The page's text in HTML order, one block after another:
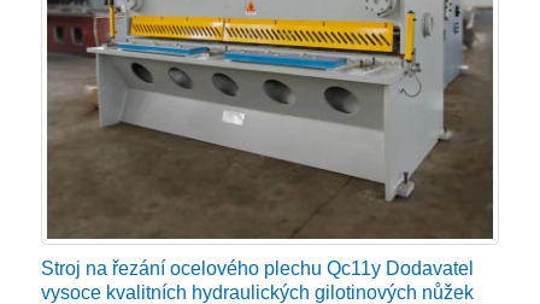
Stroj na řezání ocelového plechu Qc11y Dodavatel
vysoce kvalitních hydraulických gilotinových nůžek